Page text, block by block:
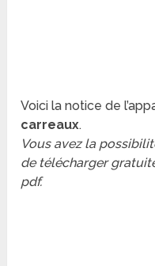
Voici la notice de
carreaux.
Vous avez la
de télécharger
pdf.